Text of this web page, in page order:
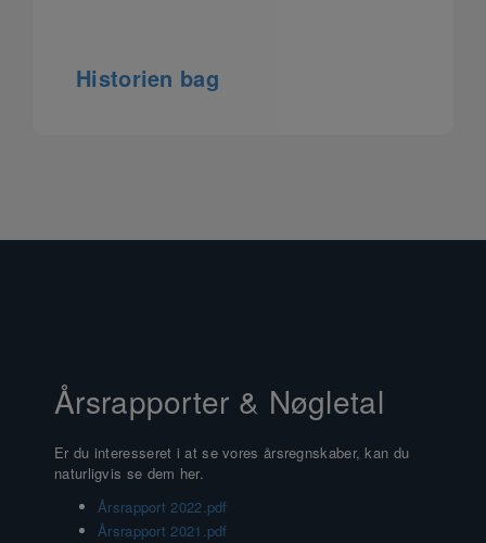
Historien bag
Årsrapporter & Nøgletal
Er du interesseret i at se vores årsregnskaber, kan du
naturligvis se dem her.
Årsrapport 2022.pdf
Årsrapport 2021.pdf